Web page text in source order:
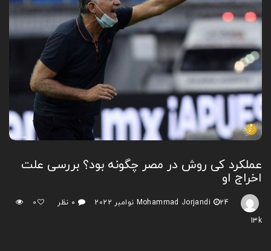
عملکرد کی روش در مصر چگونه بود؟ بررسی علت
اخراج او
Mohammad Jorjandi 24 نوامبر 2022 ۰ نظر
0
13k